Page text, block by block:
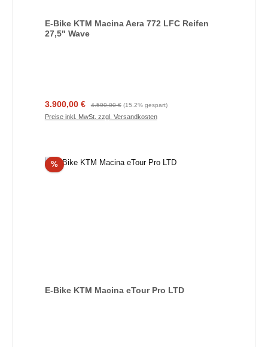
E-Bike KTM Macina Aera 772 LFC Reifen
27,5" Wave
Verkaufspreis:
3.900,00 € Regulärer Preis:
4.599,00 € (15.2% gespart)
Preise inkl. MwSt. zzgl. Versandkosten
%Rabatt
E-Bike KTM Macina eTour Pro LTD